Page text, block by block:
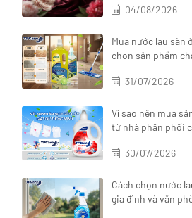
04/08/2026
Mua nước lau sàn
chọn sản phẩm
31/07/2026
Vì sao nên mua
từ nhà phân phối
30/07/2026
Cách chọn nước
gia đình và văn